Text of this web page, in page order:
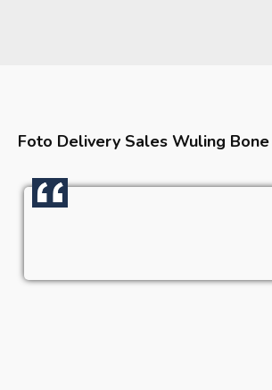
Foto Delivery Sales Wuling Bone